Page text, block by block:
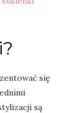
się
są